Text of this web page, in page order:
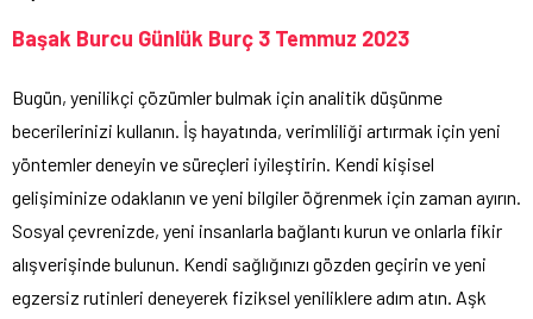
Başak Burcu Günlük Burç 3 Temmuz 2023
Bugün, yenilikçi çözümler bulmak için analitik düşünme
becerilerinizi kullanın. İş hayatında, verimliliği artırmak için yeni
yöntemler deneyin ve süreçleri iyileştirin. Kendi kişisel
gelişiminize odaklanın ve yeni bilgiler öğrenmek için zaman ayırın.
Sosyal çevrenizde, yeni insanlarla bağlantı kurun ve onlarla fikir
alışverişinde bulunun. Kendi sağlığınızı gözden geçirin ve yeni
egzersiz rutinleri deneyerek fiziksel yeniliklere adım atın. Aşk